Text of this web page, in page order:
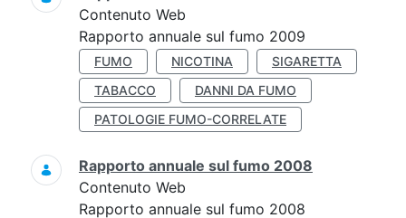
Contenuto Web
Rapporto annuale sul fumo 2009
FUMO NICOTINA
SIGARETTA
TABACCO
DANNI DA FUMO
PATOLOGIE FUMO-CORRELATE
Rapporto annuale sul fumo 2008
Contenuto Web
Rapporto annuale sul fumo 2008